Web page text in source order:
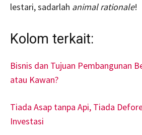
lestari, sadarlah animal rationale!
Kolom terkait:
Bisnis dan Tujuan Pembangunan
atau Kawan?
Tiada Asap tanpa Api, Tiada
Investasi